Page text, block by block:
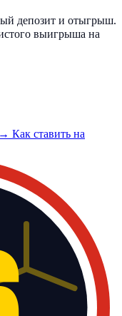
депозит и отыгрыш.
выигрыша на
Как ставить на